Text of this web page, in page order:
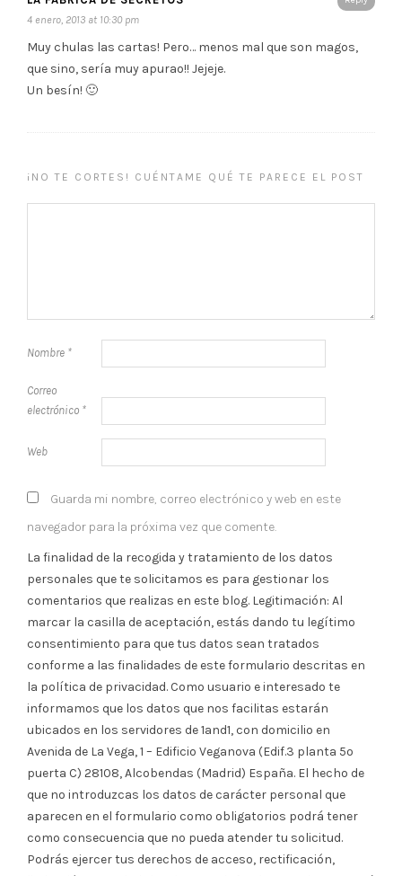
4 enero, 2013 at 10:30 pm
Muy chulas las cartas! Pero… menos mal que son magos,
que sino, sería muy apurao!! Jejeje.
Un besín! 🙂
¡NO TE CORTES! CUÉNTAME QUÉ TE PARECE EL POST
Nombre *
Correo
electrónico *
Web
Guarda mi nombre, correo electrónico y web en este
navegador para la próxima vez que comente.
La finalidad de la recogida y tratamiento de los datos
personales que te solicitamos es para gestionar los
comentarios que realizas en este blog. Legitimación: Al
marcar la casilla de aceptación, estás dando tu legítimo
consentimiento para que tus datos sean tratados
conforme a las finalidades de este formulario descritas en
la política de privacidad. Como usuario e interesado te
informamos que los datos que nos facilitas estarán
ubicados en los servidores de 1and1, con domicilio en
Avenida de La Vega, 1 – Edificio Veganova (Edif.3 planta 5º
puerta C) 28108, Alcobendas (Madrid) España. El hecho de
que no introduzcas los datos de carácter personal que
aparecen en el formulario como obligatorios podrá tener
como consecuencia que no pueda atender tu solicitud.
Podrás ejercer tus derechos de acceso, rectificación,